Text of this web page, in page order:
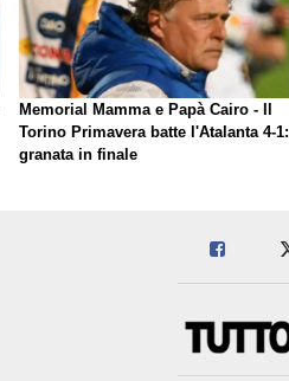
Memorial Mamma e Papà Cairo - Il
Torino Primavera batte l'Atalanta 4-1:
granata in finale